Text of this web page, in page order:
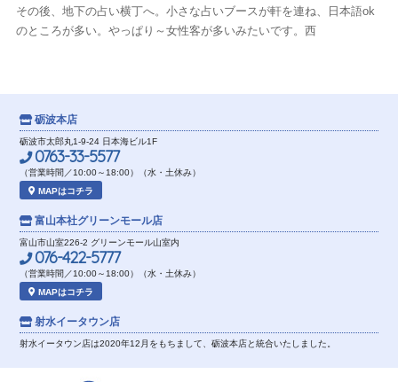
その後、地下の占い横丁へ。小さな占いブースが軒を連ね、日本語ok
のところが多い。やっぱり～女性客が多いみたいです。西
砺波本店
砺波市太郎丸1-9-24 日本海ビル1F
0763-33-5577
（営業時間／10:00～18:00）（水・土休み）
MAPはコチラ
富山本社グリーンモール店
富山市山室226-2 グリーンモール山室内
076-422-5777
（営業時間／10:00～18:00）（水・土休み）
MAPはコチラ
射水イータウン店
射水イータウン店は2020年12月をもちまして、砺波本店と統合いたしました。